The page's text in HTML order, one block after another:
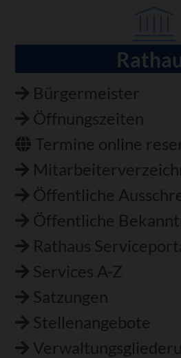
Bürgermeister
Öffnungszeiten
Termine online
Öffentliche
Öffentliche
Rathaus
Services A-Z
Satzungen
Stellenangebote